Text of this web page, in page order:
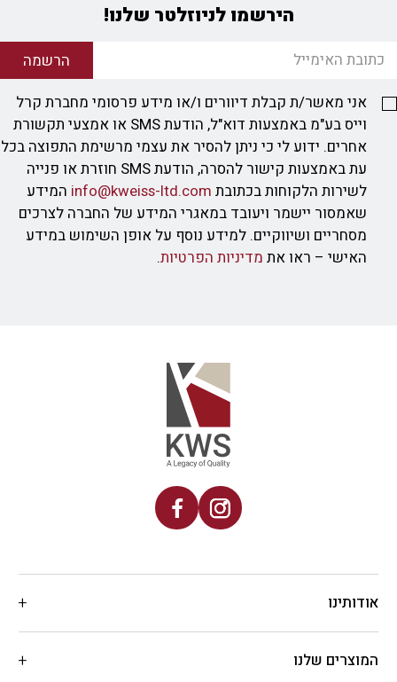
הירשמו לניוזלטר שלנו!
הרשמה
אני מאשר/ת קבלת דיוורים ו/או מידע פרסומי מחברת קרל
וייס בע"מ באמצעות דוא"ל, הודעת SMS או אמצעי תקשורת
אחרים. ידוע לי כי ניתן להסיר את עצמי מרשימת התפוצה בכל
עת באמצעות קישור להסרה, הודעת SMS חוזרת או פנייה
לשירות הלקוחות בכתובת info@kweiss-ltd.com המידע
שאמסור יישמר ויעובד במאגרי המידע של החברה לצרכים
מסחריים ושיווקיים. למידע נוסף על אופן השימוש במידע
האישי – ראו את מדיניות הפרטיות.
אודותינו
המוצרים שלנו